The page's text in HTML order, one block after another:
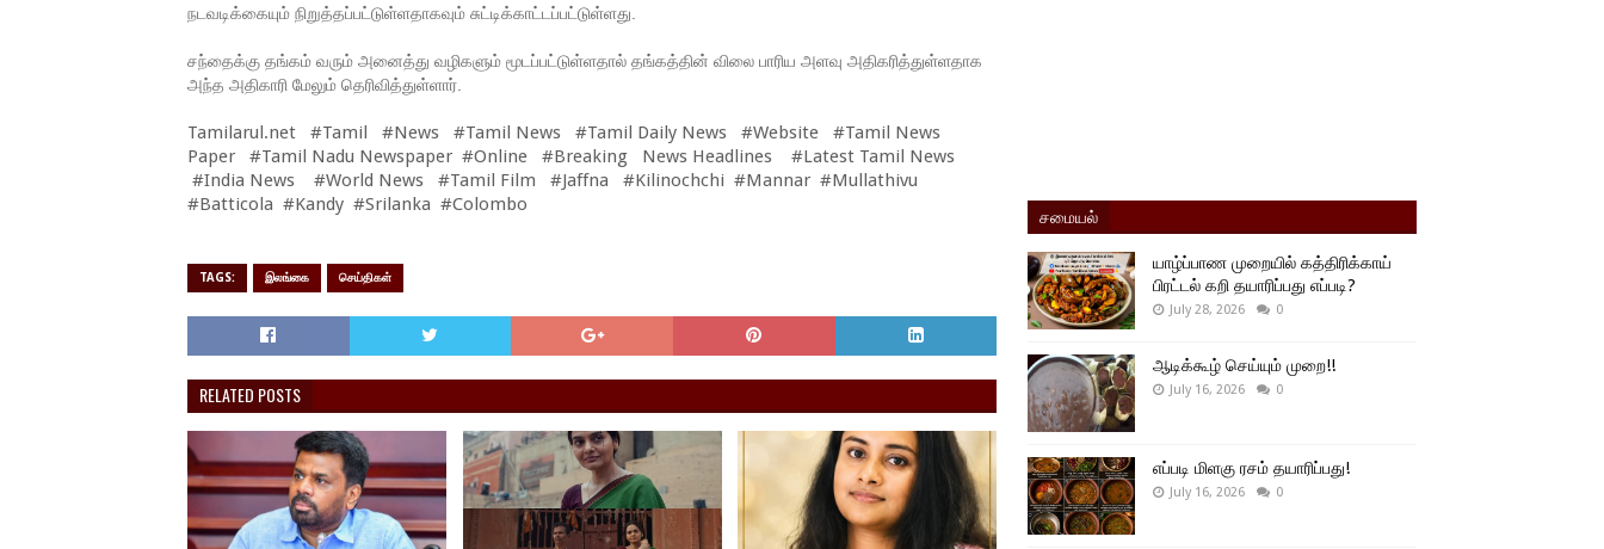
நடவடிக்கையும் நிறுத்தப்பட்டுள்ளதாகவும் சுட்டிக்காட்டப்பட்டுள்ளது.
சந்தைக்கு தங்கம் வரும் அனைத்து வழிகளும் மூடப்பட்டுள்ளதால் தங்கத்தின் விலை பாரிய அளவு அதிகரித்துள்ளதாக
அந்த அதிகாரி மேலும் தெரிவித்துள்ளார்.
Tamilarul.net #Tamil #News #Tamil News #Tamil Daily News #Website #Tamil News
Paper #Tamil Nadu Newspaper #Online #Breaking News Headlines #Latest Tamil News
#India News #World News #Tamil Film #Jaffna #Kilinochchi #Mannar #Mullathivu
#Batticola #Kandy #Srilanka #Colombo
TAGS: இலங்கை செய்திகள்
RELATED POSTS
சமையல்
யாழ்ப்பாண முறையில் கத்திரிக்காய்
பிரட்டல் கறி தயாரிப்பது எப்படி?
July 28, 2026 0
ஆடிக்கூழ் செய்யும் முறை!!
July 16, 2026 0
எப்படி மிளகு ரசம் தயாரிப்பது!
July 16, 2026 0